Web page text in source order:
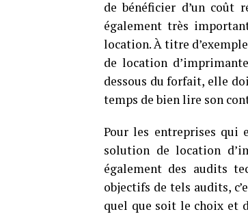
de bénéficier d’un coût
également très
location. À titre
de location
dessous du forfait, elle
temps de bien lire son
Pour les entreprises qui
solution de location
également des audits
objectifs de tels audits,
quel que soit le choix et